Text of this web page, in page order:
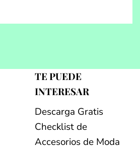
TE PUEDE
INTERESAR
Descarga Gratis
Checklist de
Accesorios de Moda